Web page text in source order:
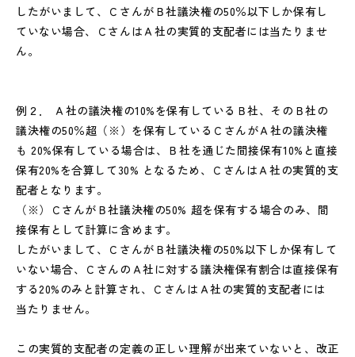
したがいまして、ＣさんがＢ社議決権の50％以下しか保有し
ていない場合、ＣさんはＡ社の実質的支配者には当たりませ
ん。
例２． Ａ社の議決権の10%を保有しているＢ社、そのＢ社の
議決権の50％超（※）を保有しているＣさんがＡ社の議決権
も 20%保有している場合は、Ｂ社を通じた間接保有10%と直接
保有20%を合算して30% となるため、ＣさんはＡ社の実質的支
配者となります。
（※）ＣさんがＢ社議決権の50% 超を保有する場合のみ、間
接保有として計算に含めます。
したがいまして、ＣさんがＢ社議決権の50%以下しか保有して
いない場合、ＣさんのＡ社に対する議決権保有割合は直接保有
する20%のみと計算され、ＣさんはＡ社の実質的支配者には
当たりません。
この実質的支配者の定義の正しい理解が出来ていないと、改正